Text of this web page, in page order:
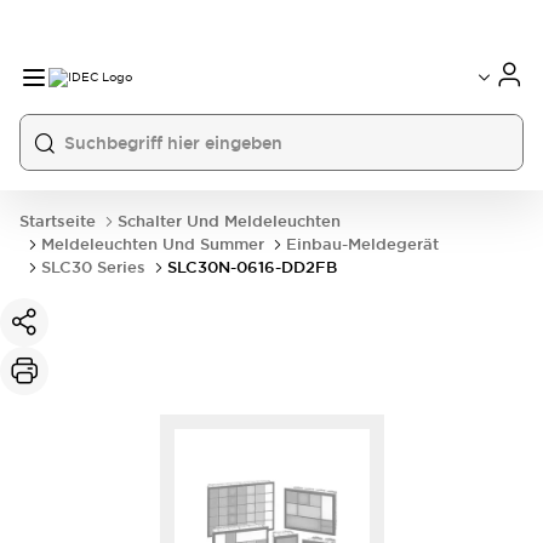
Startseite
Schalter Und Meldeleuchten
Meldeleuchten Und Summer
Einbau-Meldegerät
SLC30 Series
SLC30N-0616-DD2FB